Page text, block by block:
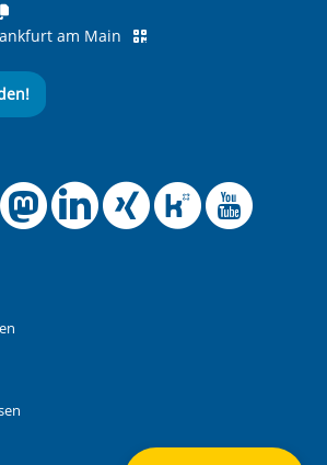
am Main
Offizielle
Offizielle
Offizielle